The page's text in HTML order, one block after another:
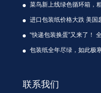
菜鸟新上线绿色循环箱，
进口包装纸价格大跌 美国
“快递包装换蛋”又来了！
包装纸全年尽绿，如此极
联系我们